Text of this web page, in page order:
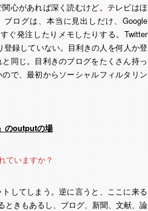
心があれば深く読むけど。テレビはほ
ログは、本当に見出しだけ、Google
ぐ発注したりメモしたりする。Twitter
録していない。目利きの人を何人か登
同じ。目利きのブログをたくさん持っ
で、最初からソーシャルフィルタリン
のoutputの場
ていますか？
してしまう。逆に言うと、ここに来る
ときもあるし、ブログ、新聞、文献、論